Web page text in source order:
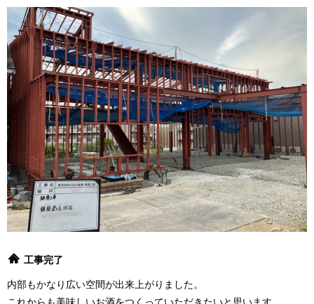
工事完了
内部もかなり広い空間が出来上がりました。